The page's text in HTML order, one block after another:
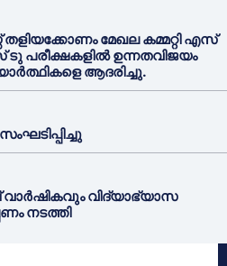
മേഖല കമ്മറ്റി എസ്
ഉന്നതവിജയം
ആദരിച്ചു.
വിദ്യാഭ്യാസ
നടത്തി